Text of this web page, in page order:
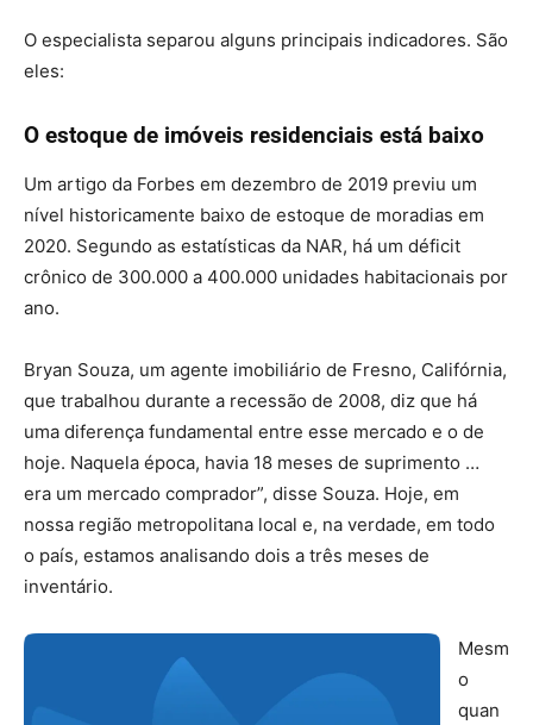
O especialista separou alguns principais indicadores. São
eles:
O estoque de imóveis residenciais está baixo
Um artigo da Forbes em dezembro de 2019 previu um
nível historicamente baixo de estoque de moradias em
2020. Segundo as estatísticas da NAR, há um déficit
crônico de 300.000 a 400.000 unidades habitacionais por
ano.
Bryan Souza, um agente imobiliário de Fresno, Califórnia,
que trabalhou durante a recessão de 2008, diz que há
uma diferença fundamental entre esse mercado e o de
hoje. Naquela época, havia 18 meses de suprimento …
era um mercado comprador”, disse Souza. Hoje, em
nossa região metropolitana local e, na verdade, em todo
o país, estamos analisando dois a três meses de
inventário.
Mesm
o
quan